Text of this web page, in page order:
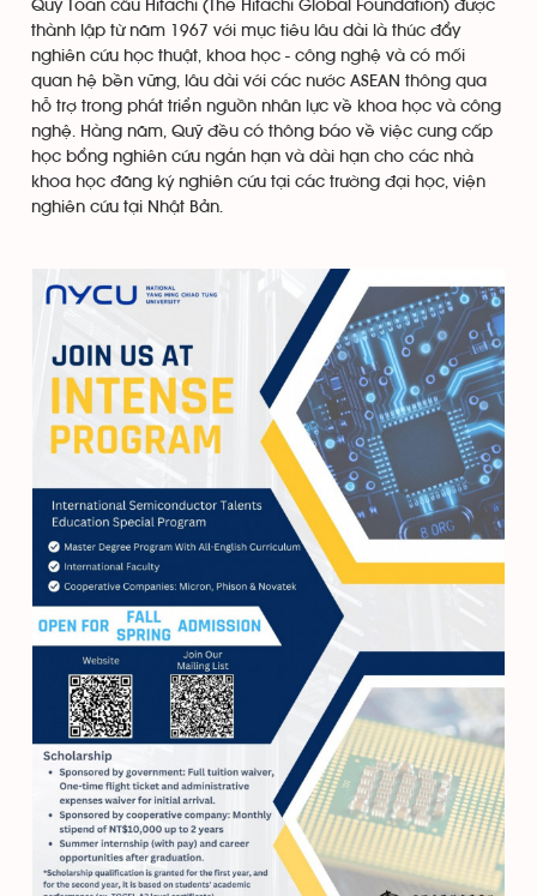
Quỹ Toàn cầu Hitachi (The Hitachi Global Foundation) được
thành lập từ năm 1967 với mục tiêu lâu dài là thúc đẩy
nghiên cứu học thuật, khoa học - công nghệ và có mối
quan hệ bền vững, lâu dài với các nước ASEAN thông qua
hỗ trợ trong phát triển nguồn nhân lực về khoa học và công
nghệ. Hàng năm, Quỹ đều có thông báo về việc cung cấp
học bổng nghiên cứu ngắn hạn và dài hạn cho các nhà
khoa học đăng ký nghiên cứu tại các trường đại học, viện
nghiên cứu tại Nhật Bản.